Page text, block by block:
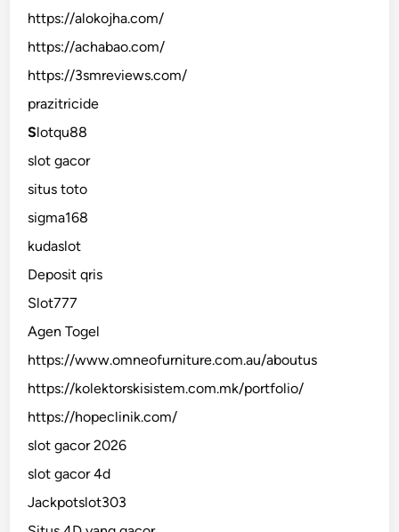
https://alokojha.com/
https://achabao.com/
https://3smreviews.com/
prazitricide
Slotqu88
slot gacor
situs toto
sigma168
kudaslot
Deposit qris
Slot777
Agen Togel
https://www.omneofurniture.com.au/aboutus
https://kolektorskisistem.com.mk/portfolio/
https://hopeclinik.com/
slot gacor 2026
slot gacor 4d
Jackpotslot303